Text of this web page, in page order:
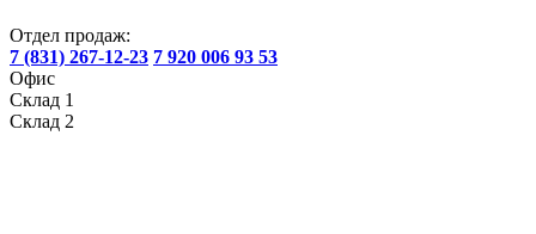
Отдел продаж:
7 (831) 267-12-23 7 920 006 93 53
Офис
Склад 1
Склад 2